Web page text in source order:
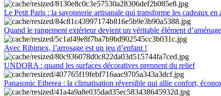
Le Petit Paris : la savonnerie artisanale qui transforme les cadeaux en
Quand le rangement extérieur devient un véritable élément
Avec Ribimex, l’arrosage est un jeu d’enfant !
UNDORA : quand les surfaces décoratives prennent du relief
Panasonic Etherea : la climatisation réversible qui allie confort,